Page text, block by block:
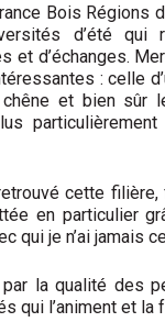
Bois Régions
d’été qui
et d’échanges.
: celle
et bien sûr
cette filière,
en particulier
qui je n’ai jamais
la qualité des
qui l’animent et la